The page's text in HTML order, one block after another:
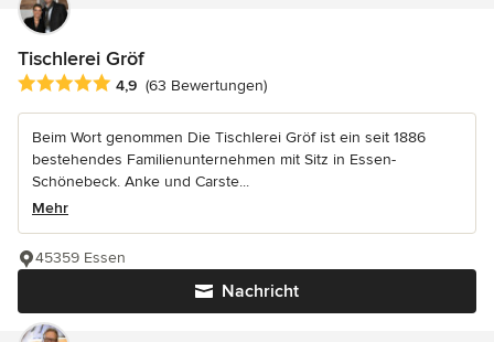
Tischlerei Gröf
Durchschnittliche Bewertung: 4.9 von 5 Sternen
4,9 (63 Bewertungen)
Beim Wort genommen Die Tischlerei Gröf ist ein seit 1886
bestehendes Familienunternehmen mit Sitz in Essen-
Schönebeck. Anke und Carste...
Mehr
Nachricht
45359 Essen